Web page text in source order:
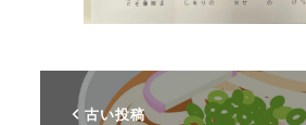
古い投稿